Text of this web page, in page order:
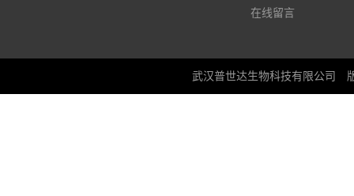
在线留言
武汉普世达生物科技有限公司